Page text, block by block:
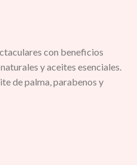
con beneficios
y aceites esenciales.
de palma, parabenos y